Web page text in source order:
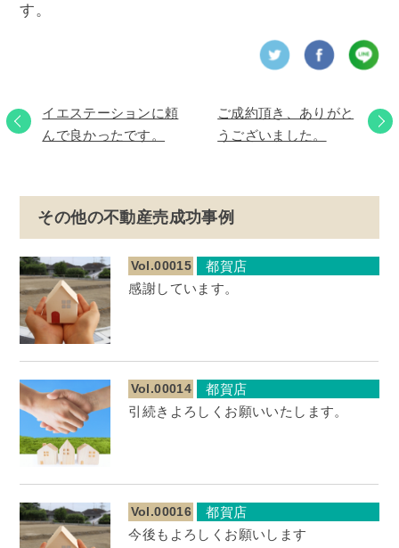
す。
イエステーションに頼
んで良かったです。
ご成約頂き、ありがと
うございました。
その他の不動産売成功事例
Vol.00015
都賀店
感謝しています。
Vol.00014
都賀店
引続きよろしくお願いいたします。
Vol.00016
都賀店
今後もよろしくお願いします